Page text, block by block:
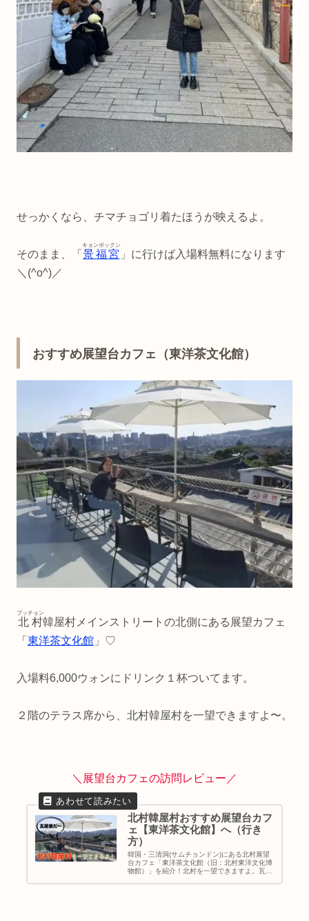
せっかくなら、チマチョゴリ着たほうが映えるよ。
そのまま、「 景福宮
キョンボックン
」に行けば入場料無料になります
＼(^o^)／
おすすめ展望台カフェ（東洋茶文化館）
北村
プッチョン
韓屋村メインストリートの北側にある展望カフェ
「 東洋茶文化館 」♡
入場料6,000ウォンにドリンク１杯ついてます。
２階のテラス席から、北村韓屋村を一望できますよ〜。
＼展望台カフェの訪問レビュー／
北村韓屋村おすすめ展望台カフ
ェ【東洋茶文化館】へ（行き
方）
韓国・三清洞(サムチョンドン)にある北村展望
台カフェ「東洋茶文化館（旧：北村東洋文化博
物館）」を紹介！北村を一望できますよ。瓦屋